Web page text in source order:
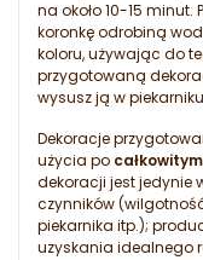
na około 10-15
koronkę odrobiną
koloru, używając do
przygotowaną
wysusz ją w
Dekoracje
użycia po
dekoracji jest jedynie
czynników
piekarnika itp.);
uzyskania idealnego